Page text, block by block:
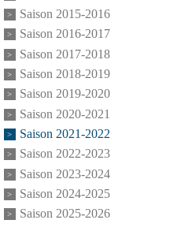
Saison 2015-2016
Saison 2016-2017
Saison 2017-2018
Saison 2018-2019
Saison 2019-2020
Saison 2020-2021
Saison 2021-2022
Saison 2022-2023
Saison 2023-2024
Saison 2024-2025
Saison 2025-2026